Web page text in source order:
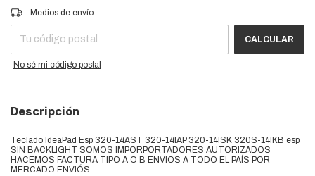
Entregas para el CP:
Medios de envío
CALCULAR
No sé mi código postal
Descripción
Teclado IdeaPad Esp 320-14AST 320-14IAP 320-14ISK 320S-14IKB esp
SIN BACKLIGHT SOMOS IMPORPORTADORES AUTORIZADOS
HACEMOS FACTURA TIPO A O B ENVIOS A TODO EL PAÍS POR
MERCADO ENVIÓS